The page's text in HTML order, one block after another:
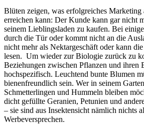
Blüten zeigen, was erfolgreiches Marketing
erreichen kann: Der Kunde kann gar nicht
seinem Lieblingsladen zu kaufen. Bei
durch die Tür oder kommt nicht an die
nicht mehr als Nektargeschäft oder kann
lesen. Um wieder zur Biologie zurück zu
Beziehungen zwischen Pflanzen und ihren
hochspezifisch. Leuchtend bunte Blumen
bienenfreundlich sein. Wer in seinem
Schmetterlingen und Hummeln bleiben
dicht gefüllte Geranien, Petunien und
– sie sind aus Insektensicht nämlich nichts
Werbeversprechen.